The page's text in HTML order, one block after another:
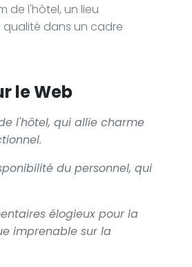
de l'hôtel, un lieu
dans un cadre
le Web
l'hôtel, qui allie charme
du personnel, qui
élogieux pour la
imprenable sur la